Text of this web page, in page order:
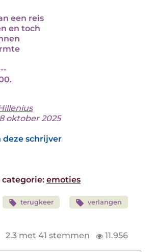
een reis
en toch
oktober 2025
deze schrijver
categorie: emoties
terugkeer verlangen
2.3 met 41 stemmen 11.956